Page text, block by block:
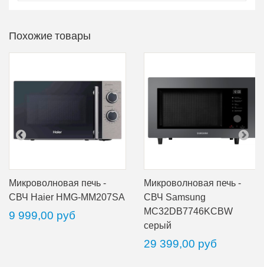
Похожие товары
Микроволновая печь -
СВЧ Haier HMG-MM207SA
9 999,00 руб
Микроволновая печь -
СВЧ Samsung
MC32DB7746KCBW
серый
29 399,00 руб